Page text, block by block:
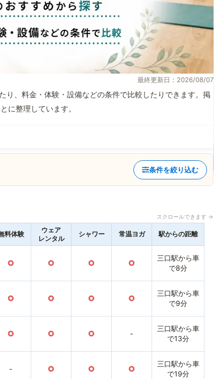
最終更新日：2026/08/07
、料金・体験・設備などの条件で比較したりできます。掲
に整理しています。
条件を絞り込む
スクロールできます →
料体験
ウェア
レンタル
シャワー 常温ヨガ 駅からの距離
○ ○ ○ ○
三口駅から車
で8分
○ ○ ○ ○
三口駅から車
で9分
○ ○ ○ -
三口駅から車
で13分
- ○ ○ ○
三口駅から車
で19分